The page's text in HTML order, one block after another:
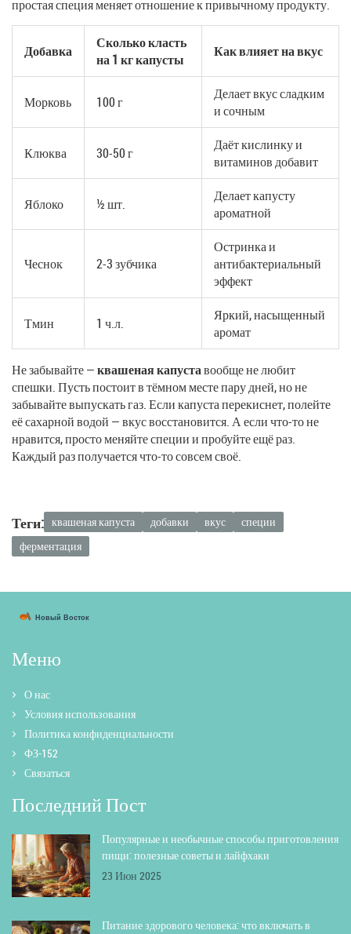
простая специя меняет отношение к привычному продукту.
Добавка
Сколько класть
на 1 кг капусты
Как влияет на вкус
Морковь 100 г
Делает вкус сладким
и сочным
Клюква 30-50 г
Даёт кислинку и
витаминов добавит
Яблоко ½ шт.
Делает капусту
ароматной
Чеснок 2-3 зубчика
Остринка и
антибактериальный
эффект
Тмин 1 ч.л.
Яркий, насыщенный
аромат
Не забывайте —квашеная капуставообще не любит
спешки. Пусть постоит в тёмном месте пару дней, но не
забывайте выпускать газ. Если капуста перекиснет, полейте
её сахарной водой — вкус восстановится. А если что-то не
нравится, просто меняйте специи и пробуйте ещё раз.
Каждый раз получается что-то совсем своё.
Теги: квашеная капуста добавки вкус
специи
ферментация
Меню
О нас
Условия использования
Политика конфиденциальности
ФЗ-152
Связаться
Последний Пост
Популярные и необычные способы приготовления
пищи: полезные советы и лайфхаки
23 Июн 2025
Питание здорового человека: что включать в